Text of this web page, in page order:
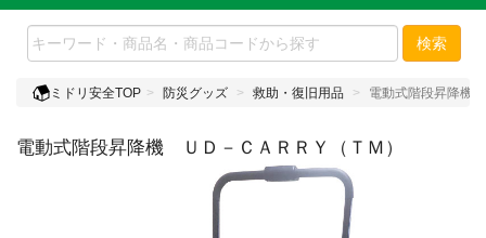
l
e
n
v
検索
ミドリ安全TOP 防災グッズ 救助・復旧用品 電動式階段昇降機
電動式階段昇降機 ＵＤ－ＣＡＲＲＹ（ＴＭ）